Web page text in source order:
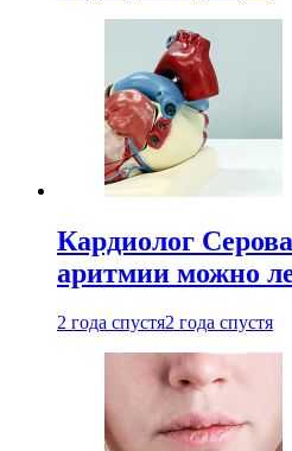
Кардиолог
аритмии можно
2 года спустя2 года спустя